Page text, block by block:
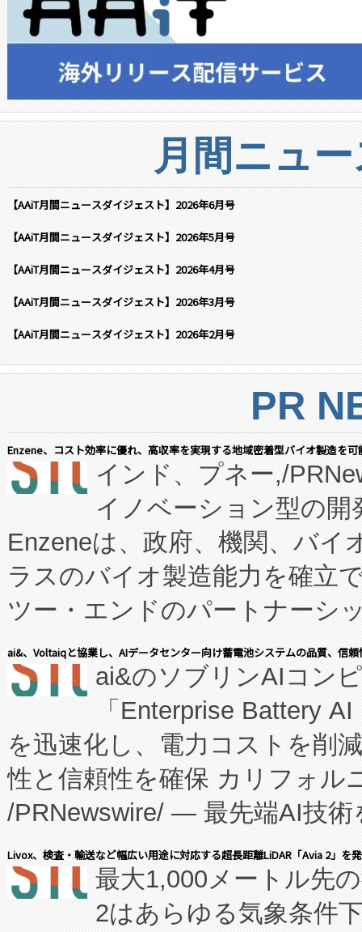
月間ニュ
【AAiT月間ニュースダイジェスト】2026年6月号
【AAiT月間ニュースダイジェスト】2026年5月号
【AAiT月間ニュースダイジェスト】2026年4月号
【AAiT月間ニュースダイジェスト】2026年3月号
【AAiT月間ニュースダイジェスト】2026年2月号
PR
Enzene、コスト効率に優れ、高収率を実現する地域密着型バイオ製造を
インド、プネー,/
イノベーション型の
Enzeneは、政府、機関、バイ
ラスのバイオ製造能力を確立
ツー・エンドのパートナーシ
表しました。 同社の実績ある
manufacturing™ (FCCM™) プ
たNeXは、バイオ医薬品製造
従来のフェッドバッチ施設の
に、患者やサプライチェーン
キー方式で拡張性が高く、持
す。FCCM‑を活用した現地生
患者にとっての費用負担を大
のアクセスを大幅に拡大する
ai&、Voltaiqと協業し、AIデータセンター向け蓄電池システムの品質、信
ai&のソブリンAIコン
「Enterprise Battery
を迅速化し、電力コストを削
性と信頼性を確保 カリフォル
/PRNewswire/ — 最先端AI技術
会社エーアイ・アンド：本社
President原信平）と、エンタ
ードするVoltaiqは、日本にあ
Livox、検査・輸送など幅広い用途に対応する超長距離LiDAR「Avia 2」を
最大1,000メートル先
2はあらゆる気象条件